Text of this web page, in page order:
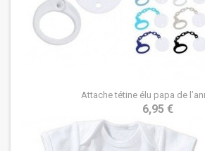
Attache tétine élu papa de
6,95 €